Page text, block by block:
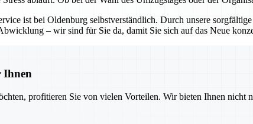
ist bei Oldenburg selbstverständlich. Durch unsere
– wir sind für Sie da, damit Sie sich auf das Neue
Ihnen
profitieren Sie von vielen Vorteilen. Wir bieten Ihnen